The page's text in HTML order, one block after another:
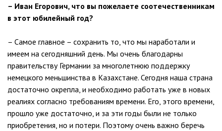
– Иван Егорович, что вы пожелаете соотечественникам
в этот юбилейный год?
– Самое главное – сохранить то, что мы наработали и
имеем на сегодняшний день. Мы очень благодарны
правительству Германии за многолетнюю поддержку
немецкого меньшинства в Казахстане. Сегодня наша страна
достаточно окрепла, и необходимо работать уже в новых
реалиях согласно требованиям времени. Его, этого времени,
прошло уже достаточно, и за эти годы были не только
приобретения, но и потери. Поэтому очень важно беречь